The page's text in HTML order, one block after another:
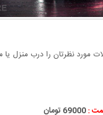
نظرتان را درب منزل یا
:69000 تومان